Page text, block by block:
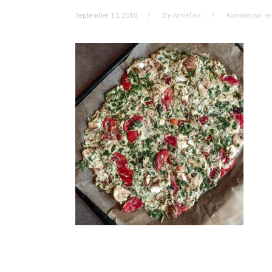
September 13, 2018 By Annelina Kommentar